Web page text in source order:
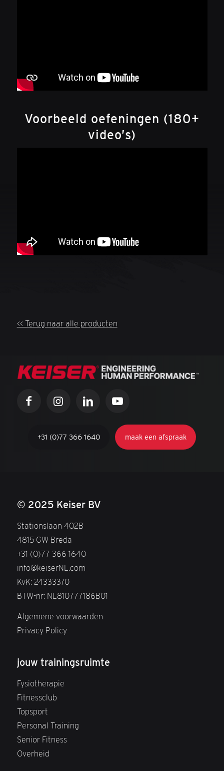
Voorbeeld oefeningen (180+
video’s)
<< Terug naar alle producten
+31 (0)77 366 1640 maak een afspraak
© 2025 Keiser BV
Stationslaan 402B
4815 GW Breda
+31 (0)77 366 1640
info@keiserNL.com
KvK: 24333370
BTW-nr: NL810777186B01
Algemene voorwaarden
Privacy Policy
jouw trainingsruimte
Fysiotherapie
Fitnessclub
Topsport
Personal Training
Senior Fitness
Overheid